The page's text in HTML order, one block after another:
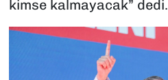
kimse kalmayacak” dedi.